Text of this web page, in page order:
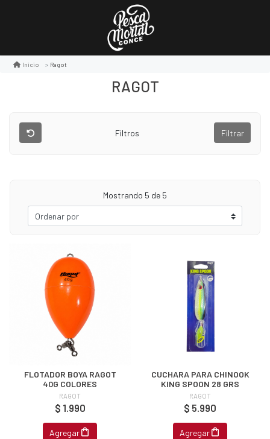
Inicio Ragot
RAGOT
Filtros Filtrar
Mostrando 5 de 5
FLOTADOR BOYA RAGOT
40G COLORES
RAGOT
$ 1.990
Agregar
CUCHARA PARA CHINOOK
KING SPOON 28 GRS
RAGOT
$ 5.990
Agregar